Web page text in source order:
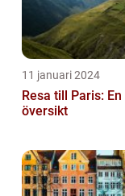
11 januari 2024
Resa till Paris:
översikt